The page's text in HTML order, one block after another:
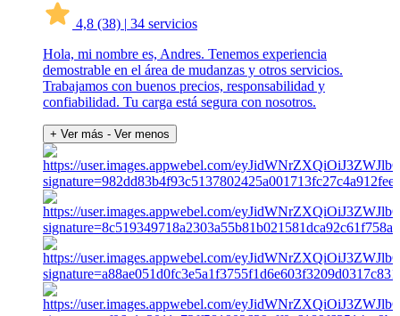
4,8 (38) | 34 servicios
Hola, mi nombre es, Andres. Tenemos experiencia
demostrable en el área de mudanzas y otros servicios.
Trabajamos con buenos precios, responsabilidad y
confiabilidad. Tu carga está segura con nosotros.
+ Ver más - Ver menos